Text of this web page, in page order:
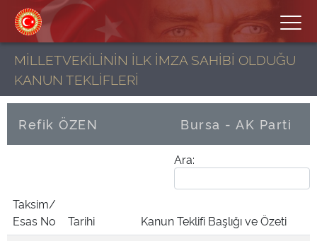
MİLLETVEKİLİNİN İLK İMZA SAHİBİ OLDUĞU
KANUN TEKLİFLERİ
Refik ÖZEN Bursa - AK Parti
Ara:
Taksim/
Esas No
Tarihi
Kanun Teklifi Başlığı ve Özeti